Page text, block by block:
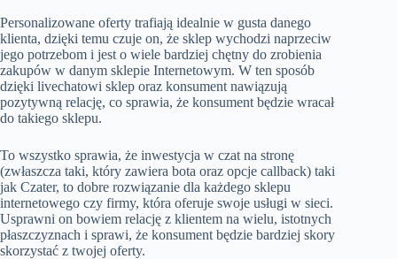
Personalizowane oferty trafiają idealnie w gusta danego
klienta, dzięki temu czuje on, że sklep wychodzi naprzeciw
jego potrzebom i jest o wiele bardziej chętny do zrobienia
zakupów w danym sklepie Internetowym. W ten sposób
dzięki livechatowi sklep oraz konsument nawiązują
pozytywną relację, co sprawia, że konsument będzie wracał
do takiego sklepu.
To wszystko sprawia, że inwestycja w czat na stronę
(zwłaszcza taki, który zawiera bota oraz opcje callback) taki
jak Czater, to dobre rozwiązanie dla każdego sklepu
internetowego czy firmy, która oferuje swoje usługi w sieci.
Usprawni on bowiem relację z klientem na wielu, istotnych
płaszczyznach i sprawi, że konsument będzie bardziej skory
skorzystać z twojej oferty.